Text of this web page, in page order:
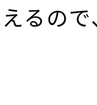
るの